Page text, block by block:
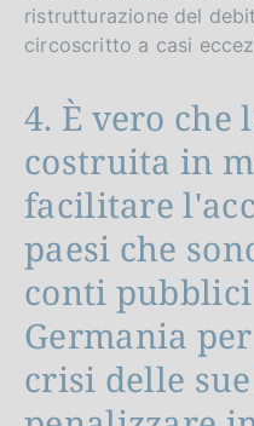
ristrutturazione del
circoscritto a casi
4. È vero che
costruita in
facilitare
paesi che
conti
Germania
crisi delle